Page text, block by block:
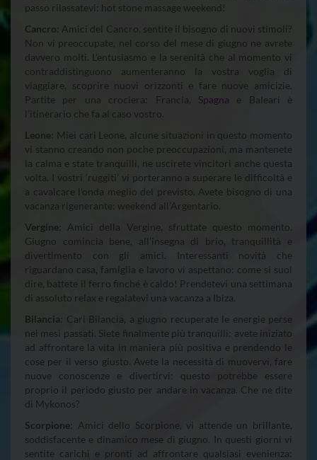
passo rilassatevi: hot stone massage weekend!
Cancro: Amici del Cancro, sentite il bisogno di nuovi stimoli?
Non vi preoccupate, nel corso del mese di giugno ne avrete
davvero molti. L’entusiasmo e la serenità che al momento vi
contraddistinguono aumenteranno la vostra voglia di
viaggiare, scoprire nuovi orizzonti e fare nuove amicizie.
Partite per una crociera: Francia, Spagna e Baleari è
l’itinerario che fa al caso vostro.
Leone: Miei cari Leone, alcune situazioni in questo momento
vi stanno creando non poche preoccupazioni, ma mantenete
la calma e state tranquilli, ne uscirete vincitori anche questa
volta. I vostri ‘ruggiti’ vi porteranno a superare le difficoltà e
a cavalcare l’onda meglio del previsto. Avete bisogno di una
vacanza rigenerante: weekend all’Argentario.
Vergine: Amici della Vergine, sfruttate questo momento.
Giugno comincia bene, all’insegna di brio, tranquillità e
divertimento con gli amici. Interessanti novità che
riguardano casa, famiglia e lavoro vi aspettano: come si suol
dire, battete il ferro finché è caldo! Prendetevi una settimana
di assoluto relax e regalatevi una vacanza a Ibiza.
Bilancia: Cari Bilancia, a giugno recuperate le energie perse
nei mesi passati. Siete finalmente più tranquilli: avete iniziato
ad affrontare la vita in maniera più positiva e prendendo le
cose per il verso giusto. Avete la necessità di muovervi, fare
nuove conoscenze e divertirvi: questo potrebbe essere
proprio il periodo giusto per andare in vacanza. Che ne dite
di Mykonos?
Scorpione: Amici dello Scorpione, vi attende un brillante,
soddisfacente e dinamico mese di giugno. In questi giorni vi
sentite carichi e pronti ad affrontare qualsiasi evenienza: